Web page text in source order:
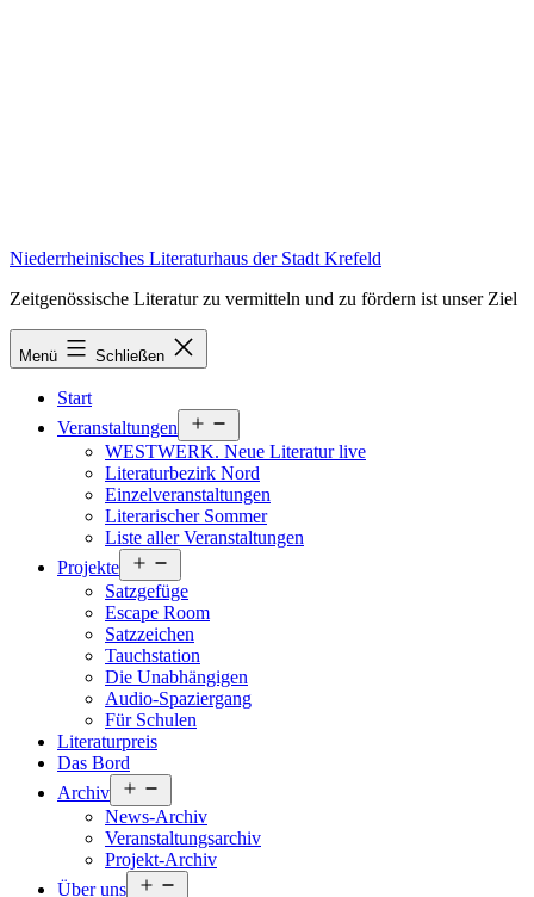
Niederrheinisches Literaturhaus der Stadt Krefeld
Zeitgenössische Literatur zu vermitteln und zu fördern ist unser Ziel
Menü Schließen
Start
Veranstaltungen
öffnen
WESTWERK. Neue Literatur live
Literaturbezirk Nord
Einzelveranstaltungen
Literarischer Sommer
Liste aller Veranstaltungen
Projekte
öffnen
Satzgefüge
Escape Room
Satzzeichen
Tauchstation
Die Unabhängigen
Audio-Spaziergang
Für Schulen
Literaturpreis
Das Bord
Archiv
öffnen
News-Archiv
Veranstaltungsarchiv
Projekt-Archiv
Über uns